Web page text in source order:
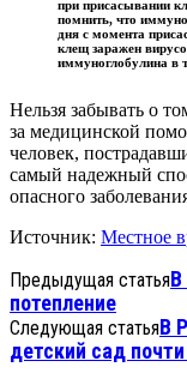
при присасывании
помнить, что
дня с момента
клещ заражен
иммуноглобулина в
Нельзя забывать о
за медицинской
человек,
самый надежный
опасного
Источник: Местное
Предыдущая статьяВ
потепление
Следующая статьяВ
детский сад